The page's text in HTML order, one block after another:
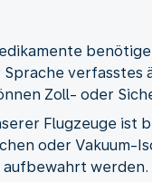
Zoll- oder
Flugzeuge
oder
aufbewahrt werden.